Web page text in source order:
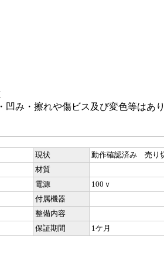
み・擦れや傷ビス及び変色等はあり
現状
動作確認済み 売り
材質
電源
100ｖ
付属機器
整備内容
保証期間 1ケ月